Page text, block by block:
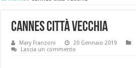
cannes città vecchia
Mary Franzoni
20 Gennaio 2019
Lascia un commento